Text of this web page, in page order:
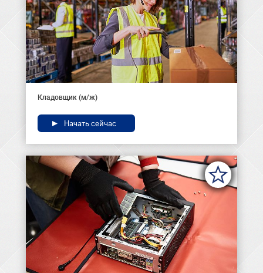
Кладовщик (м/ж)
Начать сейчас